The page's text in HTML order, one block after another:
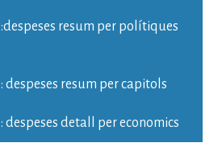
resum per polítiques
despeses resum per capitols
despeses detall per economics